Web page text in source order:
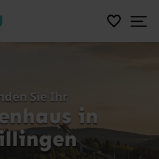
Sie Ihr
in